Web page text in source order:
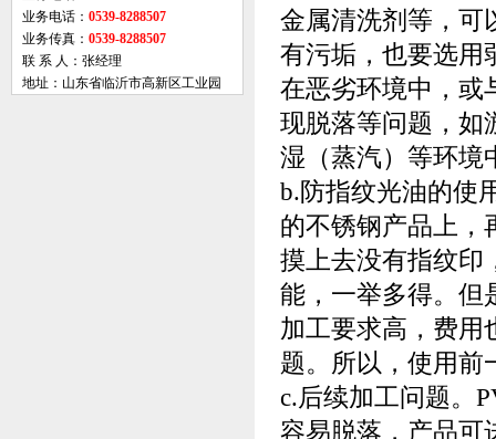
业务电话： 0539-8288507
业务传真： 0539-8288507
联 系 人：张经理
地址：山东省临沂市高新区工业园
金属清洗剂等，可
有污垢，也要选用
在恶劣环境中，或
现脱落等问题，如
湿（蒸汽）等环境
b.防指纹光油的使
的不锈钢产品上，
摸上去没有指纹印
能，一举多得。但
加工要求高，费用
题。所以，使用前
c.后续加工问题。
容易脱落，产品可